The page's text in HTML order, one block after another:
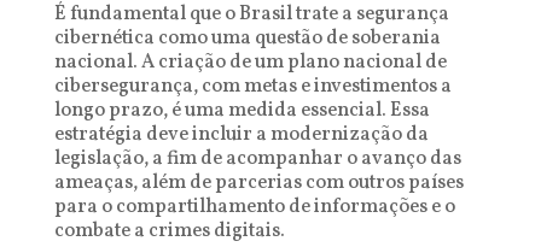
É fundamental que o Brasil trate a segurança
cibernética como uma questão de soberania
nacional. A criação de um plano nacional de
cibersegurança, com metas e investimentos a
longo prazo, é uma medida essencial. Essa
estratégia deve incluir a modernização da
legislação, a fim de acompanhar o avanço das
ameaças, além de parcerias com outros países
para o compartilhamento de informações e o
combate a crimes digitais.